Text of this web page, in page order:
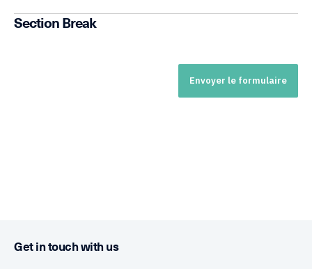
Section Break
Get in touch with us